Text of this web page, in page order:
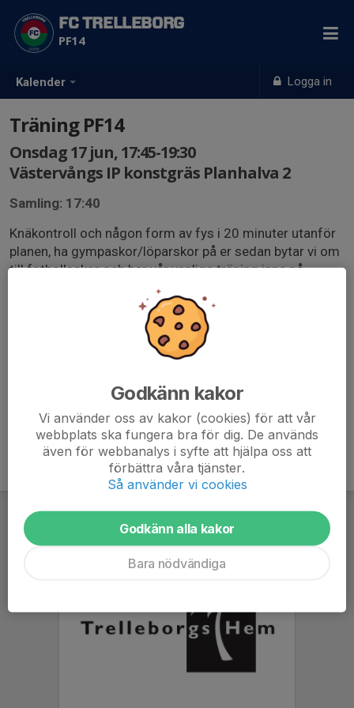
Kalender Logga in
FC TRELLEBORG
PF14
Träning PF14
Onsdag 17 jun, 17:45-19:30
Västervångs IP konstgräs Planhalva 2
Samling: 17:40
Knäkontroll och någon form av fys i 20 minuter utanför
planen, ha gympaskor/löparskor på er sedan bytar vi om
till fotbollsskor och har vår vanliga träning inne på
Ni behöver svara på kallelsen oavsett om ert barn kan
Godkänn kakor
Vi använder oss av kakor (cookies) för att vår
webbplats ska fungera bra för dig. De används
även för webbanalys i syfte att hjälpa oss att
förbättra våra tjänster.
Så använder vi cookies
Godkänn alla kakor
Bara nödvändiga